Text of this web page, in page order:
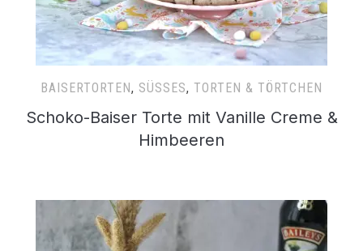
BAISERTORTEN, SÜSSES , TORTEN & TÖRTCHEN
Schoko-Baiser Torte mit Vanille Creme &
Himbeeren